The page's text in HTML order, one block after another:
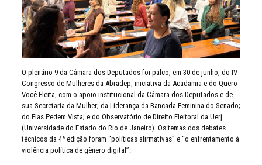
O plenário 9 da Câmara dos Deputados foi palco, em 30 de junho, do IV
Congresso de Mulheres da Abradep, iniciativa da Acadamia e do Quero
Você Eleita, com o apoio institucional da Câmara dos Deputados e de
sua Secretaria da Mulher; da Liderança da Bancada Feminina do Senado;
do Elas Pedem Vista; e do Observatório de Direito Eleitoral da Uerj
(Universidade do Estado do Rio de Janeiro). Os temas dos debates
técnicos da 4ª edição foram “políticas afirmativas” e “o enfrentamento à
violência política de gênero digital”.